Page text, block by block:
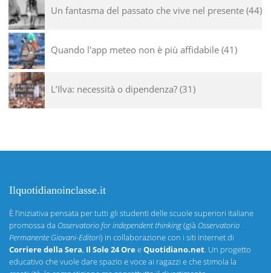
Un fantasma del passato che vive nel presente 44
Quando l'app meteo non è più affidabile 41
L’Ilva: necessità o dipendenza? 31
Ilquotidianoinclasse.it
È l’iniziativa pensata per tutti gli studenti delle scuole superiori italiane
promossa da Osservatorio for independent thinking(già Osservatorio
Permanente Giovani-Editori) in collaborazione con i siti internet di
Corriere della Sera, Il Sole 24 OreeQuotidiano.net. Un progetto
educativo che vuole dare spazio e voce ai ragazzi e che stimola la